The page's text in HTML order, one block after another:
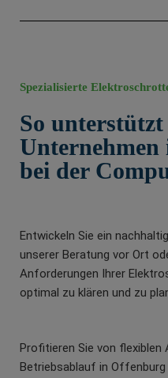
Spezialisierte
So
bei der
Entwickeln Sie ein
unserer Beratung vor Ort
Anforderungen Ihrer
optimal zu klären und zu
Profitieren Sie von flexiblen
Betriebsablauf in